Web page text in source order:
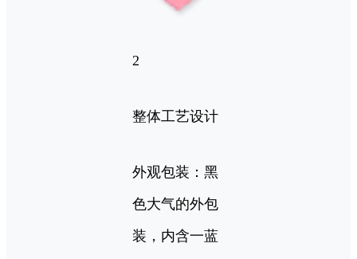
2
整体工艺设计
外观包装：黑
色大气的外包
装，内含一蓝